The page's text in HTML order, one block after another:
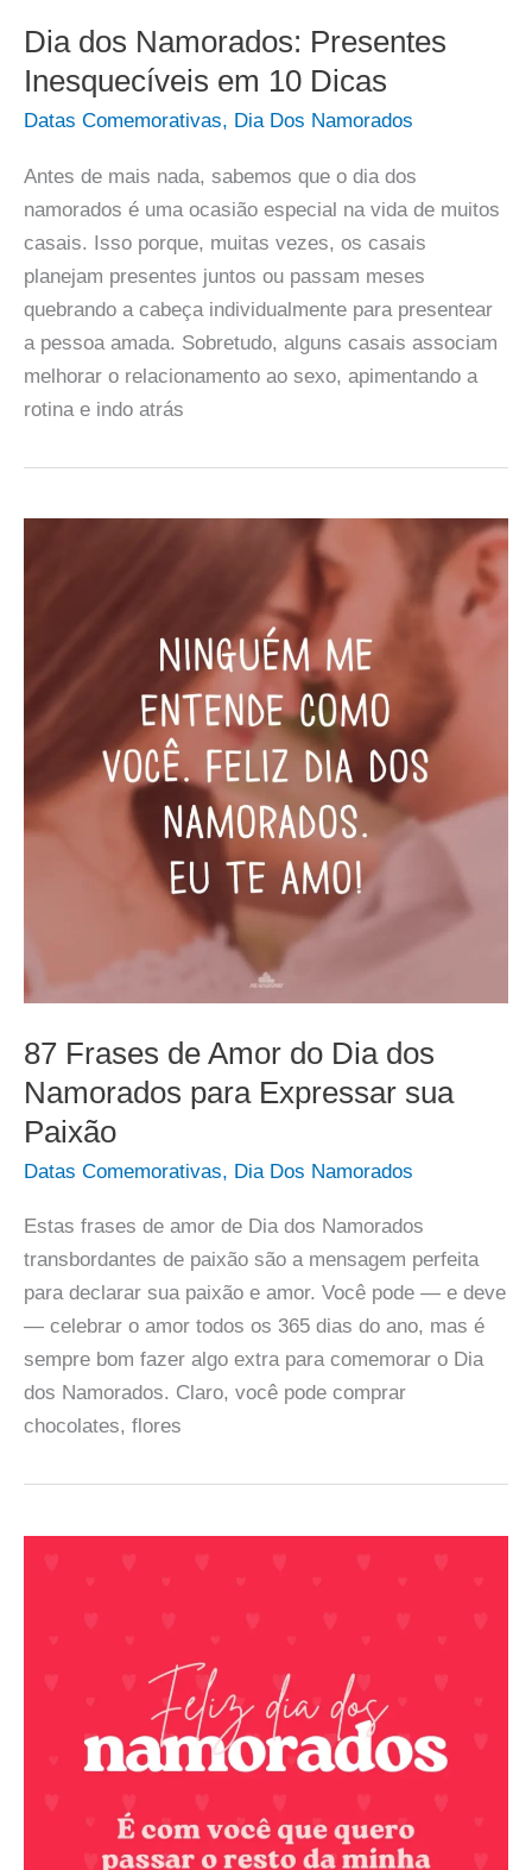
Dia dos Namorados: Presentes
Inesquecíveis em 10 Dicas
Datas Comemorativas, Dia Dos Namorados
Antes de mais nada, sabemos que o dia dos
namorados é uma ocasião especial na vida de muitos
casais. Isso porque, muitas vezes, os casais
planejam presentes juntos ou passam meses
quebrando a cabeça individualmente para presentear
a pessoa amada. Sobretudo, alguns casais associam
melhorar o relacionamento ao sexo, apimentando a
rotina e indo atrás
87 Frases de Amor do Dia dos
Namorados para Expressar sua
Paixão
Datas Comemorativas, Dia Dos Namorados
Estas frases de amor de Dia dos Namorados
transbordantes de paixão são a mensagem perfeita
para declarar sua paixão e amor. Você pode — e deve
— celebrar o amor todos os 365 dias do ano, mas é
sempre bom fazer algo extra para comemorar o Dia
dos Namorados. Claro, você pode comprar
chocolates, flores